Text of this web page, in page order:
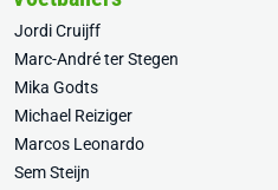
Jordi Cruijff
Marc-André ter Stegen
Mika Godts
Michael Reiziger
Marcos Leonardo
Sem Steijn